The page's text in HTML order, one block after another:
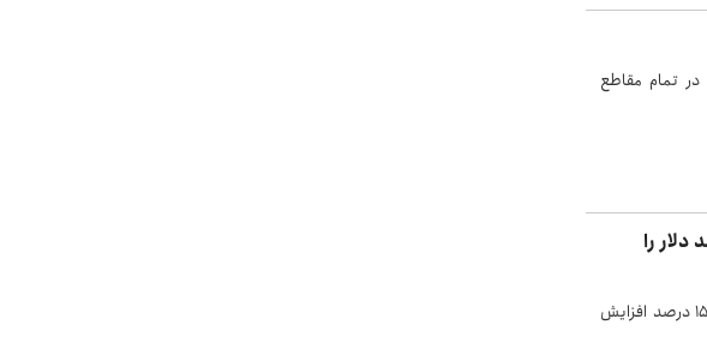
تمام مقاطع
را
از زمان تصویب حذف چهار صفر از پول ملی تا امروز قیمت دلار بیش از ۱۵ درصد افزایش